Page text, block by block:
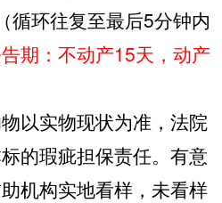
循环往复至最后5分钟内
期：不动产15天，动产
以实物现状为准，法院
的瑕疵担保责任。有意
机构实地看样，未看样